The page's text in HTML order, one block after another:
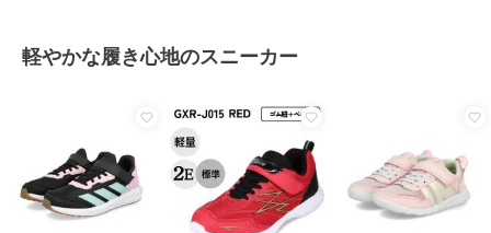
軽やかな履き心地のスニーカー